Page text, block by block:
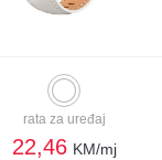
rata za uređaj
22,46 KM/mj